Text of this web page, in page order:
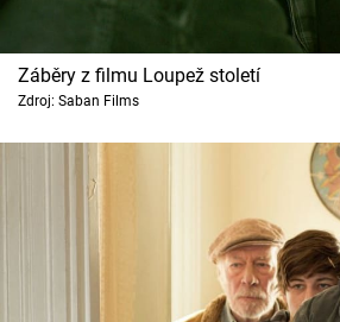
Seriály
Hry
Záběry z filmu Loupež století
Zdroj: Saban Films